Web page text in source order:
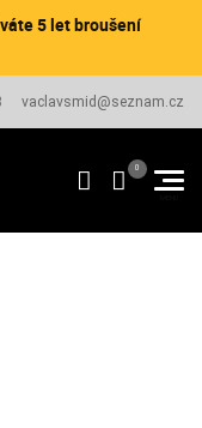
5 let broušení
vaclavsmid@seznam.cz